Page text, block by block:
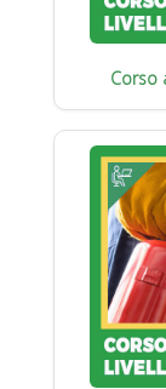
Corso